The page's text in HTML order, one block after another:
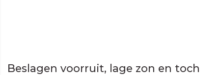
Beslagen voorruit, lage zon en toch